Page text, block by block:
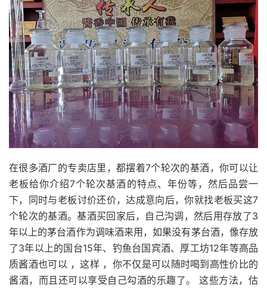
在很多酒厂的专卖店里，都摆着7个轮次的基酒，你可以让
老板给你介绍7个轮次基酒的特点、年份等，然后品尝一
下，同时与老板讨价还价，达成意向后，你就找老板买这7
个轮次的基酒。基酒买回家后，自己沟调，然后用存放了3
年以上的茅台酒作为调味酒来用，如果没有茅台酒，像存放
了3年以上的国台15年、钓鱼台国宾酒、厚工坊12年等高品
质酱酒也可以 ，这样 ，你不仅是可以随时喝到高性价比的
酱酒，而且还可以享受自己勾酒的乐趣了。 这些方法，估